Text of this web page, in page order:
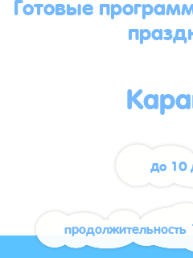
до 10
продолжительность